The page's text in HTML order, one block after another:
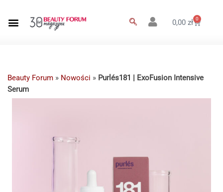
0,00zł 0
Beauty Forum » Nowości » Purlés181 | ExoFusion Intensive
Serum